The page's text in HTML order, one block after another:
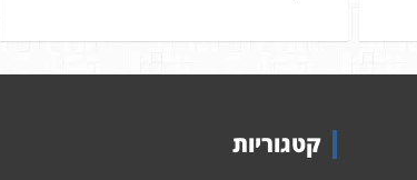
קטגוריות